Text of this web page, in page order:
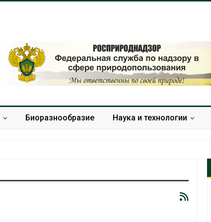
Биоразнообразие Наука и технологии
Южная Корея ускорит
развитие солнечной